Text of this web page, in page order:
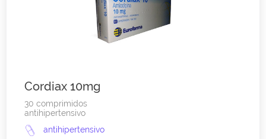
Cordiax 10mg
30 comprimidos
antihipertensivo
antihipertensivo